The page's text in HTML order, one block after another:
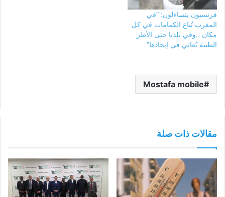
فرنسيون يتساءلون: “في
المغرب تُباع الكمامات في كل
مكان ..وفي بلدنا حتى الأطر
الطبية تُعاني في إيجادها”
Mostafa mobile
مقالات ذات صلة